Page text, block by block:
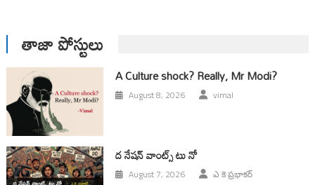
తాజా పోస్టులు
A Culture shock? Really, Mr Modi?
August 8, 2026 vimal
ద నేషన్ వాంట్స్ టు నో
August 7, 2026 ఎ కె ప్రభాకర్